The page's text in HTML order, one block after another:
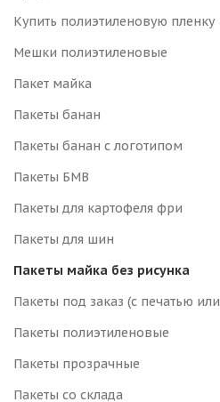
Купить полиэтиленовую пленку
Мешки полиэтиленовые
Пакет майка
Пакеты банан
Пакеты банан с логотипом
Пакеты БМВ
Пакеты для картофеля фри
Пакеты для шин
Пакеты майка без рисунка
Пакеты под заказ (с печатью
Пакеты полиэтиленовые
Пакеты прозрачные
Пакеты со склада